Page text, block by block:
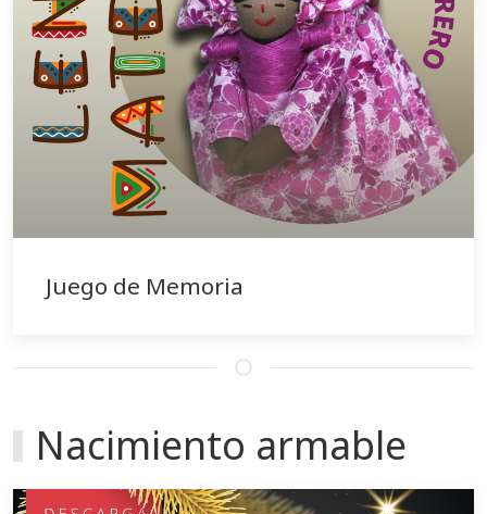
Juego de Memoria
Nacimiento armable